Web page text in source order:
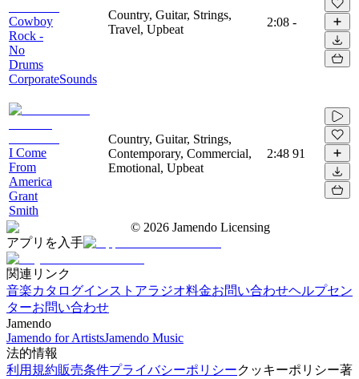
Cowboy
Rock -
No
Drums
CorporateSounds
Country, Guitar, Strings,
Travel, Upbeat
2:08 -
I Come
From
America
Grant
Smith
Country, Guitar, Strings,
Contemporary, Commercial,
Emotional, Upbeat
2:48 91
© 2026 Jamendo Licensing
アプリを入手
関連リンク
音楽カタログインストアラジオ料金お問い合わせヘルプセン
ターお問い合わせ
Jamendo
Jamendo for ArtistsJamendo Music
法的情報
利用規約販売条件プライバシーポリシークッキーポリシー著